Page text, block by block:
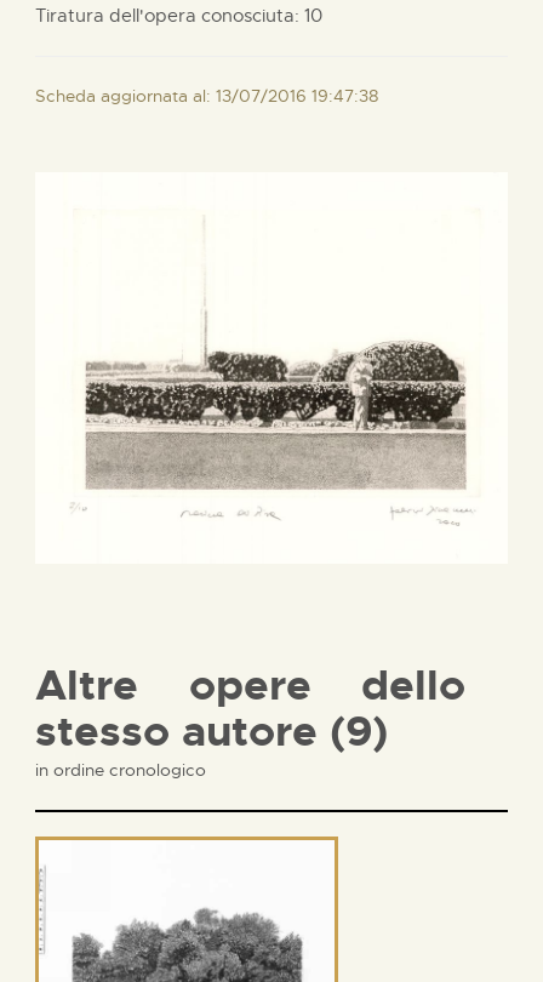
Tiratura dell'opera conosciuta: 10
Scheda aggiornata al: 13/07/2016 19:47:38
Altre opere dello
stesso autore (9)
in ordine cronologico